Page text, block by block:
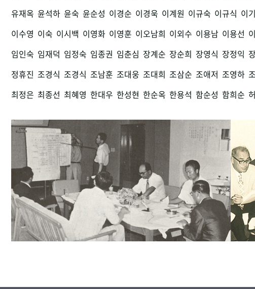
유재옥 윤석하 윤숙 윤순성 이경순 이경욱 이계원 이규숙 이규식 이
이수영 이숙 이시백 이영화 이영훈 이오남희 이외수 이용남 이용선
임인숙 임재덕 임정숙 임종권 임춘심 장계순 장순희 장영식 장정익
정휴진 조경식 조경식 조남훈 조대웅 조대희 조삼순 조애저 조영하
최정은 최종선 최혜영 한대우 한성현 한순옥 한용석 함순성 함희순